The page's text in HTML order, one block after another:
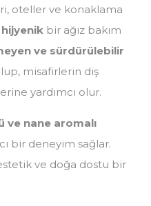
oteller ve konaklama
bir ağız bakım
ve sürdürülebilir
misafirlerin diş
yardımcı olur.
nane aromalı
bir deneyim sağlar.
ve doğa dostu bir